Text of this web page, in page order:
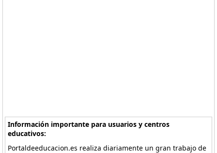
Información importante para usuarios y centros
educativos:
Portaldeeducacion.es realiza diariamente un gran trabajo de